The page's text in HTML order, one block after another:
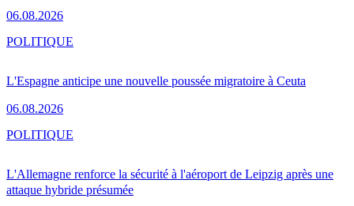
06.08.2026
L'Espagne anticipe une nouvelle poussée migratoire à Ceuta
06.08.2026
POLITIQUE
L'Allemagne renforce la sécurité à l'aéroport de Leipzig après une
attaque hybride présumée
POLITIQUE